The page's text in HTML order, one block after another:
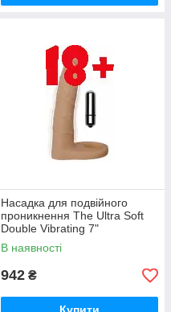
Насадка для подвійного
проникнення The Ultra Soft
Double Vibrating 7"
В наявності
942 ₴